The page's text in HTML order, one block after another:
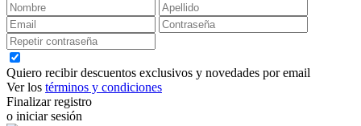
Quiero recibir descuentos exclusivos y novedades por email
Ver los términos y condiciones
Finalizar registro
o iniciar sesión